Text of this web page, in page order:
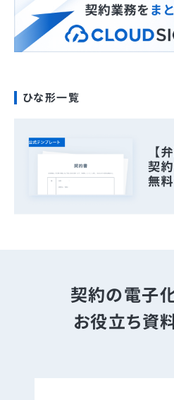
ひな形一覧
契約の電子
お役立ち資